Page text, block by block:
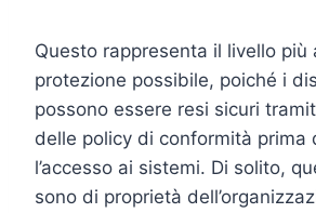
Questo rappresenta il livello più
protezione possibile, poiché i
possono essere resi sicuri
delle policy di conformità prima
l’accesso ai sistemi. Di solito,
sono di proprietà